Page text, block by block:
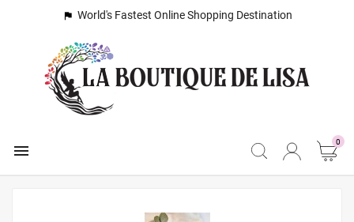
 World's Fastest Online Shopping Destination
 0